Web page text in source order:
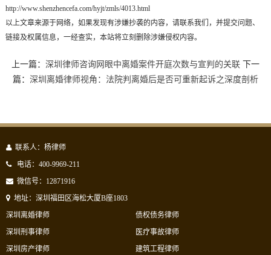
http://www.shenzhencefa.com/hyjt/zmls/4013.html
以上文章来源于网络，如果发现有涉嫌抄袭的内容，请联系我们，并提交问题、
链接及权属信息，一经查实，本站将立刻删除涉嫌侵权内容。
上一篇： 深圳律师咨询网眼中离婚案件开庭次数与宣判的关联下一
篇： 深圳离婚律师视角：法院判离婚后是否可重新起诉之深度剖析
联系人：杨律师
电话：400-9969-211
微信号：12871916
地址：深圳福田区海松大厦B座1803
深圳离婚律师
深圳刑事律师
深圳房产律师
债权债务律师
医疗事故律师
建筑工程律师